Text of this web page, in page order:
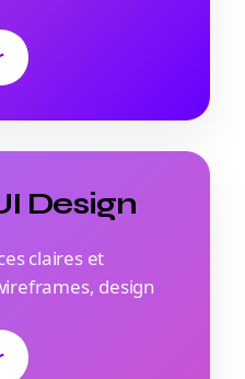
Design
claires et
design